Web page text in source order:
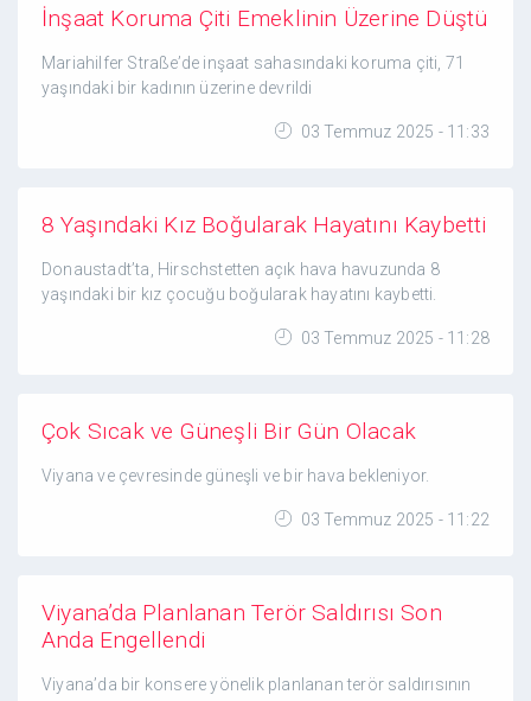
İnşaat Koruma Çiti Emeklinin Üzerine Düştü
Mariahilfer Straße’de inşaat sahasındaki koruma çiti, 71
yaşındaki bir kadının üzerine devrildi
03 Temmuz 2025 - 11:33
8 Yaşındaki Kız Boğularak Hayatını Kaybetti
Donaustadt’ta, Hirschstetten açık hava havuzunda 8
yaşındaki bir kız çocuğu boğularak hayatını kaybetti.
03 Temmuz 2025 - 11:28
Çok Sıcak ve Güneşli Bir Gün Olacak
Viyana ve çevresinde güneşli ve bir hava bekleniyor.
03 Temmuz 2025 - 11:22
Viyana’da Planlanan Terör Saldırısı Son
Anda Engellendi
Viyana’da bir konsere yönelik planlanan terör saldırısının